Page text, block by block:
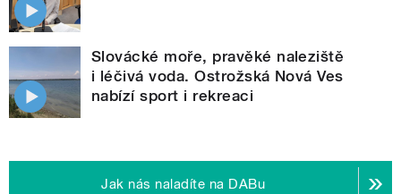
Slovácké moře, pravěké naleziště
i léčivá voda. Ostrožská Nová Ves
nabízí sport i rekreaci
Jak nás naladíte na DABu